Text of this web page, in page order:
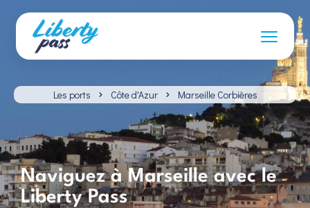
Les ports Côte d'Azur Marseille Corbières
Naviguez à Marseille avec le
Liberty Pass